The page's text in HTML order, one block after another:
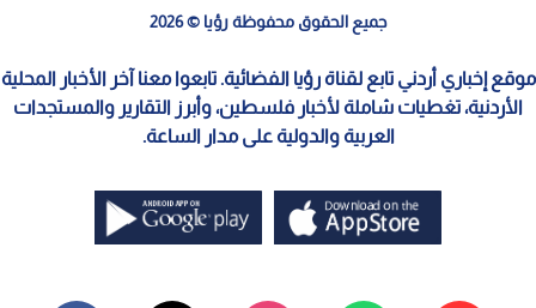
جميع الحقوق محفوظة رؤيا © 2026
موقع إخباري أردني تابع لقناة رؤيا الفضائية. تابعوا معنا آخر الأخبار المحلية
الأردنية، تغطيات شاملة لأخبار فلسطين، وأبرز التقارير والمستجدات
العربية والدولية على مدار الساعة.